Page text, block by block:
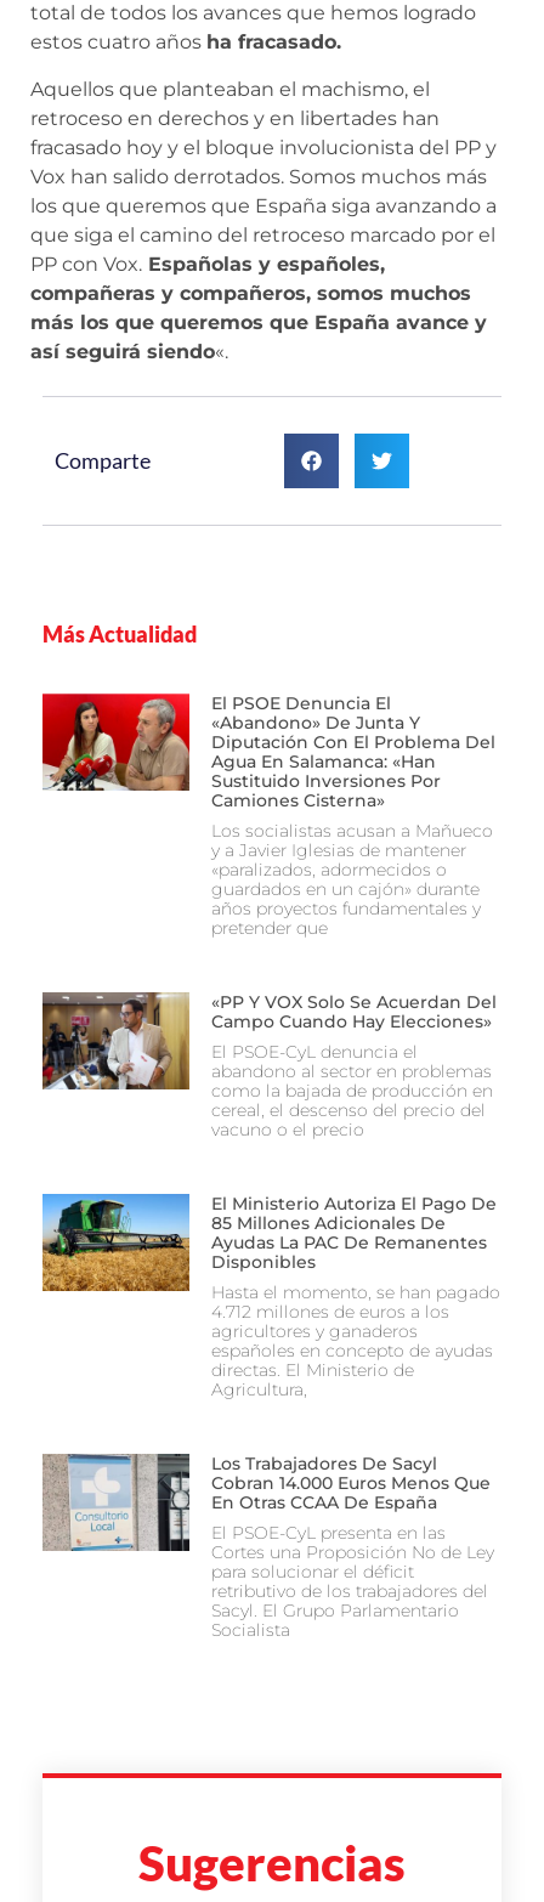
total de todos los avances que hemos logrado
estos cuatro años ha fracasado.
Aquellos que planteaban el machismo, el
retroceso en derechos y en libertades han
fracasado hoy y el bloque involucionista del PP y
Vox han salido derrotados. Somos muchos más
los que queremos que España siga avanzando a
que siga el camino del retroceso marcado por el
PP con Vox. Españolas y españoles,
compañeras y compañeros, somos muchos
más los que queremos que España avance y
así seguirá siendo«.
Comparte
Más Actualidad
El PSOE Denuncia El
«abandono» De Junta Y
Diputación Con El Problema Del
Agua En Salamanca: «Han
Sustituido Inversiones Por
Camiones Cisterna»
Los socialistas acusan a Mañueco
y a Javier Iglesias de mantener
«paralizados, adormecidos o
guardados en un cajón» durante
años proyectos fundamentales y
pretender que
«PP Y VOX Solo Se Acuerdan Del
Campo Cuando Hay Elecciones»
El PSOE-CyL denuncia el
abandono al sector en problemas
como la bajada de producción en
cereal, el descenso del precio del
vacuno o el precio
El Ministerio Autoriza El Pago De
85 Millones Adicionales De
Ayudas La PAC De Remanentes
Disponibles
Hasta el momento, se han pagado
4.712 millones de euros a los
agricultores y ganaderos
españoles en concepto de ayudas
directas. El Ministerio de
Agricultura,
Los Trabajadores De Sacyl
Cobran 14.000 Euros Menos Que
En Otras CCAA De España
El PSOE-CyL presenta en las
Cortes una Proposición No de Ley
para solucionar el déficit
retributivo de los trabajadores del
Sacyl. El Grupo Parlamentario
Socialista
Sugerencias